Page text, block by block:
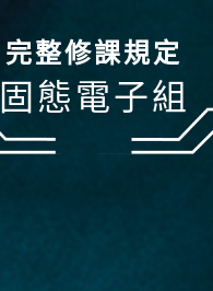
完整修課規定
固態電子組